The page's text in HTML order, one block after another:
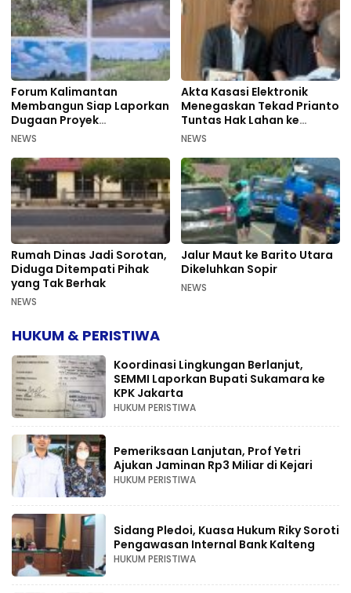
Forum Kalimantan
Membangun Siap Laporkan
Dugaan Proyek
Bermasalah PUPR Kalteng
NEWS
Akta Kasasi Elektronik
Menegaskan Tekad Prianto
Tuntas Hak Lahan ke
Mahkamah Agung
NEWS
Rumah Dinas Jadi Sorotan,
Diduga Ditempati Pihak
yang Tak Berhak
NEWS
Jalur Maut ke Barito Utara
Dikeluhkan Sopir
NEWS
HUKUM & PERISTIWA
Koordinasi Lingkungan Berlanjut,
SEMMI Laporkan Bupati Sukamara ke
KPK Jakarta
HUKUM PERISTIWA
Pemeriksaan Lanjutan, Prof Yetri
Ajukan Jaminan Rp3 Miliar di Kejari
HUKUM PERISTIWA
Sidang Pledoi, Kuasa Hukum Riky Soroti
Pengawasan Internal Bank Kalteng
HUKUM PERISTIWA